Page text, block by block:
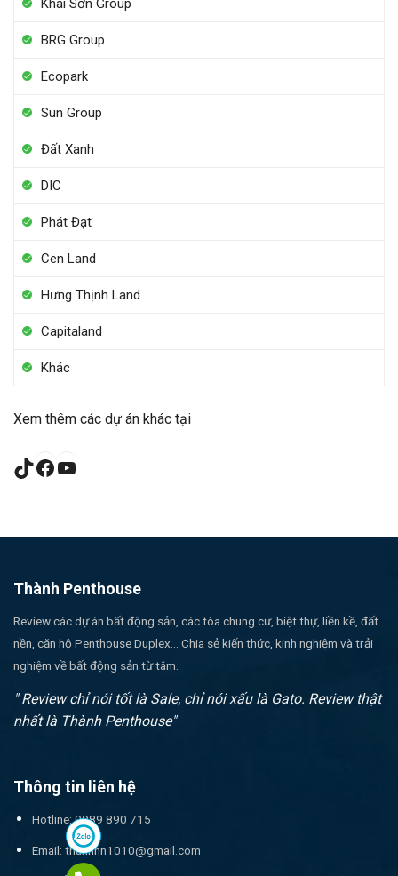
Khai Sơn Group
BRG Group
Ecopark
Sun Group
Đất Xanh
DIC
Phát Đạt
Cen Land
Hưng Thịnh Land
Capitaland
Khác
Xem thêm các dự án khác tại
TikTok
Facebook
Thành Penthouse
Review các dự án bất động sản, các tòa chung cư, biệt thự, liền kề, đất
nền, căn hộ Penthouse Duplex... Chia sẻ kiến thức, kinh nghiệm và trải
nghiệm về bất động sản từ tâm.
" Review chỉ nói tốt là Sale, chỉ nói xấu là Gato. Review thật
nhất là Thành Penthouse"
Thông tin liên hệ
Hotline: 0989 890 715
Email: thanhnn1010@gmail.com